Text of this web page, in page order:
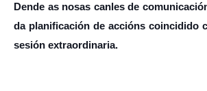
Dende as nosas canles de
da planificación de accións coincidido
sesión extraordinaria.